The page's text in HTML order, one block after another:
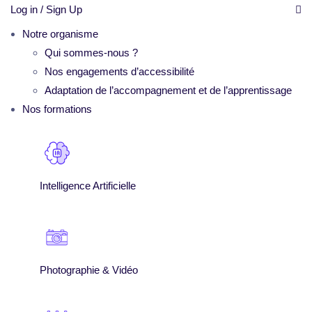
Log in / Sign Up
Notre organisme
Qui sommes-nous ?
Nos engagements d’accessibilité
Adaptation de l’accompagnement et de l’apprentissage
Nos formations
Intelligence Artificielle
Photographie & Vidéo